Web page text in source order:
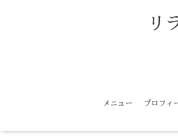
リ
メニュー プロフィ